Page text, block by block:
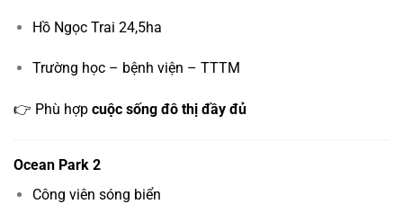
Hồ Ngọc Trai 24,5ha
Trường học – bệnh viện – TTTM
👉 Phù hợp cuộc sống đô thị đầy đủ
Ocean Park 2
Công viên sóng biển